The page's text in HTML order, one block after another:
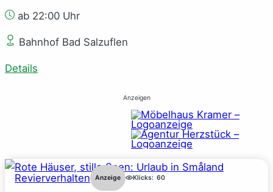
ab 22:00 Uhr
Bahnhof Bad Salzuflen
Details
Anzeigen
Revierverhalten Anzeige Klicks: 60